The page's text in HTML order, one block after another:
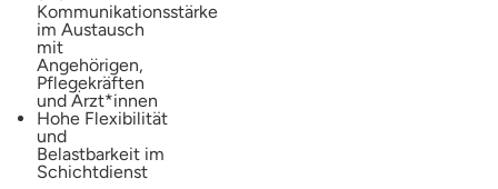
Kommunikationsstärke
im Austausch
mit
Angehörigen,
Pflegekräften
und Ärzt*innen
Hohe Flexibilität
und
Belastbarkeit im
Schichtdienst